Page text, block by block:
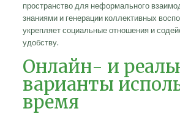
пространство для неформального
знаниями и генерации коллективных
укрепляет социальные отношения и
удобству.
Онлайн- и
варианты
время